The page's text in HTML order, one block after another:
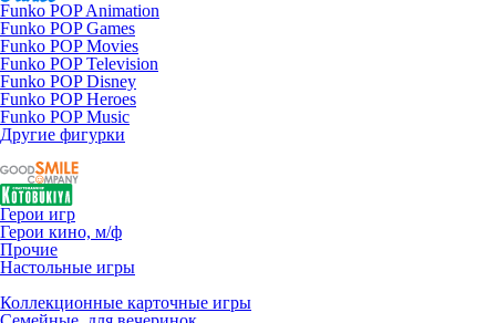
Funko POP Animation
Funko POP Games
Funko POP Movies
Funko POP Television
Funko POP Disney
Funko POP Heroes
Funko POP Music
Другие фигурки
Герои игр
Герои кино, м/ф
Прочие
Настольные игры
Коллекционные карточные игры